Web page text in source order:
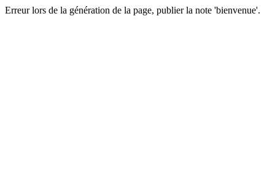
Erreur lors de la génération de la page, publier la note 'bienvenue'.